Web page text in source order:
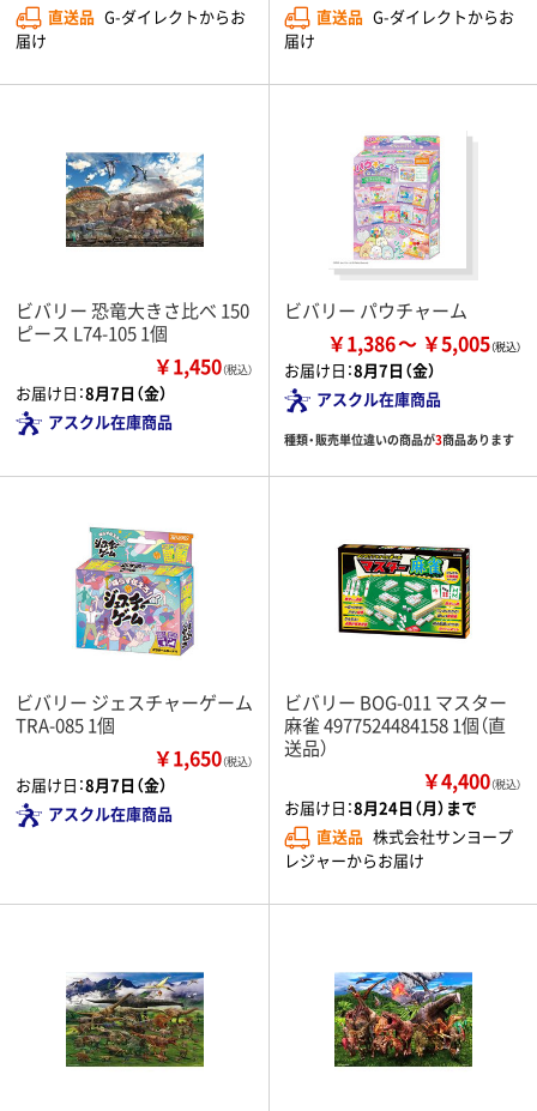
直送品 G-ダイレクトからお
届け
直送品 G-ダイレクトからお
届け
ビバリー 恐竜大きさ比べ 150
ピース L74-105 1個
￥1,450（税込）
お届け日：8月7日（金）
アスクル在庫商品
ビバリー パウチャーム
￥1,386 ￥5,005
お届け日：8月7日（金）
アスクル在庫商品
種類・販売単位違いの商品が3商品あります
ビバリー ジェスチャーゲーム
TRA-085 1個
￥1,650（税込）
お届け日：8月7日（金）
アスクル在庫商品
ビバリー BOG-011 マスター
麻雀 4977524484158 1個（直
送品）
￥4,400（税込）
お届け日：8月24日（月）まで
直送品 株式会社サンヨープ
レジャーからお届け